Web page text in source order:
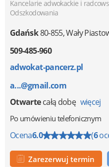
Kancelarie adwokackie i
Odszkodowania
Gdańsk80-855,Wały
509-485-960
adwokat-pancerz.pl
a...@gmail.com
Otwartecałą dobę więcej
Po umówieniu telefonicznym
Ocena6.0 (6
Zarezerwuj termin